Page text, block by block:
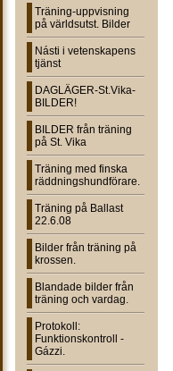
Träning-uppvisning
på världsutst. Bilder
Násti i vetenskapens
tjänst
DAGLÄGER-St.Vika-
BILDER!
BILDER från träning
på St. Vika
Träning med finska
räddningshundförare.
Träning på Ballast
22.6.08
Bilder från träning på
krossen.
Blandade bilder från
träning och vardag.
Protokoll:
Funktionskontroll -
Gázzi.